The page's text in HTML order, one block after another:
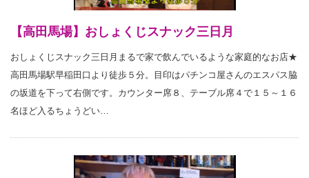
【高田馬場】おしょくじスナック三日月
おしょくじスナック三日月まるで家で飲んでいるような家庭的なお店★
高田馬場駅早稲田口より徒歩５分。目印はパチンコ屋さんのエスパス脇
の坂道を下って右側です。カウンター席８、テーブル席４で１５～１６
名ほど入るちょうどい…